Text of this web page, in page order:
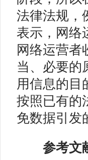
法律法规，
表示，网络
网络运营者
当、必要的
用信息的目
按照已有的
免数据引发
参考文